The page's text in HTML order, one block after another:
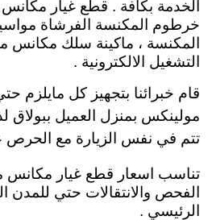
الخدمة بكافة . قطع غيار
خرطوم المكنسة الفرشاة
المكنسة ، ماكينة سلك مكانس
التشغيل الالكترونية .
قام خبرائنا بتجهيز كل مايلزم
مولينكس بمنزل العميل ببولاق
تتم في نفس الزيارة مع الحرص
تناسب اسعار قطع غيار مكانس
الفحص والانتقالات حتي للمدن
الرئيسي .